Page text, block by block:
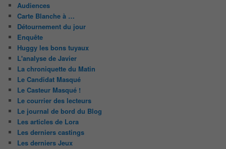
Audiences
Carte Blanche à …
Détournement du jour
Enquête
Huggy les bons tuyaux
L'analyse de Javier
La chroniquette du Matin
Le Candidat Masqué
Le Casteur Masqué !
Le courrier des lecteurs
Le journal de bord du Blog
Les articles de Lora
Les derniers castings
Les derniers Jeux